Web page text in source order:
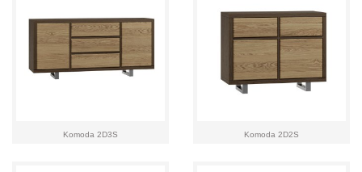
Komoda 2D3S Komoda 2D2S